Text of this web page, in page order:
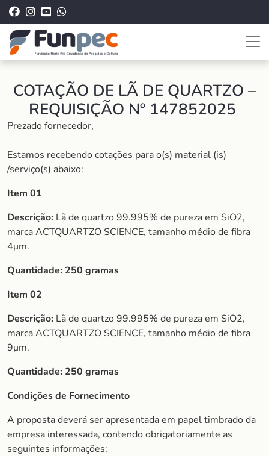
COTAÇÃO DE LÃ DE QUARTZO –
REQUISIÇÃO Nº 147852025
Prezado fornecedor,
Estamos recebendo cotações para o(s) material (is)
/serviço(s) abaixo:
Item 01
Descrição: Lã de quartzo 99.995% de pureza em SiO2,
marca ACTQUARTZO SCIENCE, tamanho médio de fibra
4μm.
Quantidade: 250 gramas
Item 02
Descrição: Lã de quartzo 99.995% de pureza em SiO2,
marca ACTQUARTZO SCIENCE, tamanho médio de fibra
9μm.
Quantidade: 250 gramas
Condições de Fornecimento
A proposta deverá ser apresentada em papel timbrado da
empresa interessada, contendo obrigatoriamente as
seguintes informações: